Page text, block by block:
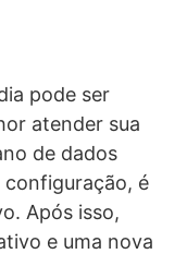
pode ser
atender sua
de dados
configuração, é
Após isso,
e uma nova